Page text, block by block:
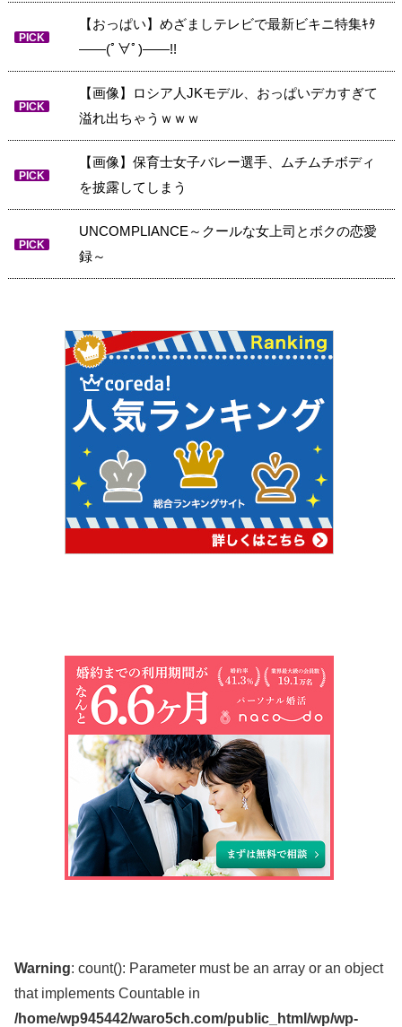
PICK
【おっぱい】めざましテレビで最新ビキニ特集ｷﾀ
――(ﾟ∀ﾟ)――!!
PICK
【画像】ロシア人JKモデル、おっぱいデカすぎて
溢れ出ちゃうｗｗｗ
PICK
【画像】保育士女子バレー選手、ムチムチボディ
を披露してしまう
PICK
UNCOMPLIANCE～クールな女上司とボクの恋愛
録～
Warning: count(): Parameter must be an array or an object
that implements Countable in
/home/wp945442/waro5ch.com/public_html/wp/wp-